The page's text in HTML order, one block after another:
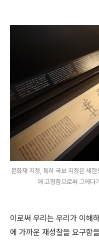
문화재 지정, 특히 국보 지정은 세
에 고정함으로써 그에다
이로써 우리는 우리가 이해
에 가까운 재성찰을 요구함